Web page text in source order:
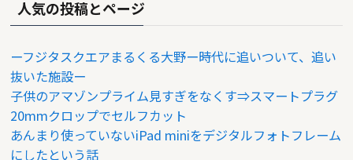
人気の投稿とページ
ーフジタスクエアまるくる大野ー時代に追いついて、追い
抜いた施設ー
子供のアマゾンプライム見すぎをなくす⇒スマートプラグ
20mmクロップでセルフカット
あんまり使っていないiPad miniをデジタルフォトフレーム
にしたという話